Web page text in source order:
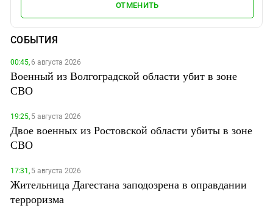
ОТМЕНИТЬ
СОБЫТИЯ
00:45,6 августа 2026
Военный из Волгоградской области убит в зоне
СВО
19:25,5 августа 2026
Двое военных из Ростовской области убиты в зоне
СВО
17:31,5 августа 2026
Жительница Дагестана заподозрена в оправдании
терроризма